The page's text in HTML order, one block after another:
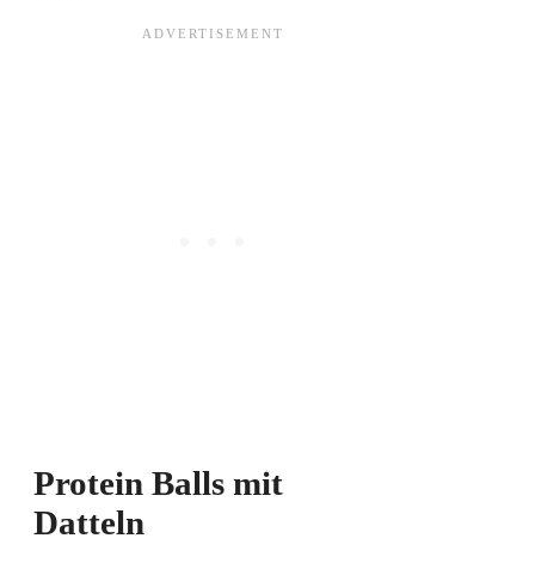
Protein Balls mit
Datteln